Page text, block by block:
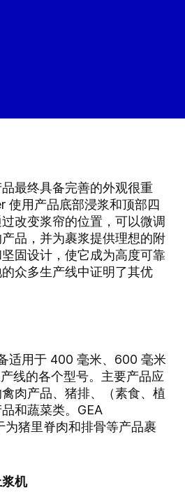
最终具备完善的外观很重
使用产品底部浸浆和顶部四
改变浆帘的位置，可以微调
品，并为裹浆提供理想的附
固设计，使它成为高度可靠
众多生产线中证明了其优
适用于 400 毫米、600 毫米
线的各个型号。主要产品应
肉产品、猪排、（素食、植
和蔬菜类。GEA
猪里脊肉和排骨等产品裹
浆机